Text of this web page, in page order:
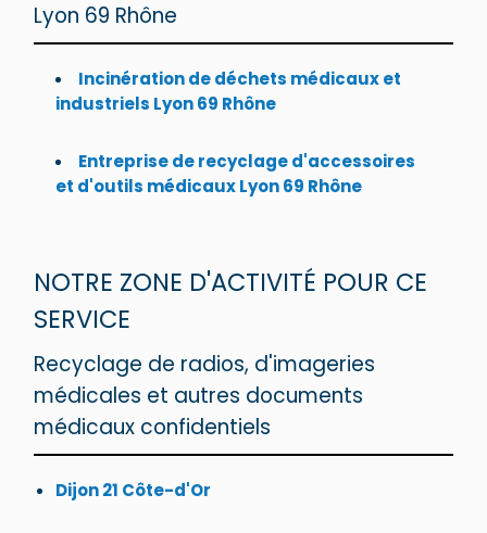
Lyon 69 Rhône
Incinération de déchets médicaux et
industriels Lyon 69 Rhône
Entreprise de recyclage d'accessoires
et d'outils médicaux Lyon 69 Rhône
NOTRE ZONE D'ACTIVITÉ POUR CE
SERVICE
Recyclage de radios, d'imageries
médicales et autres documents
médicaux confidentiels
Dijon 21 Côte-d'Or